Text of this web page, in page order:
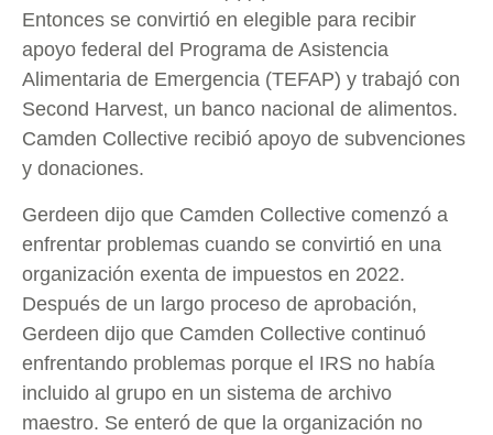
Entonces se convirtió en elegible para recibir
apoyo federal del Programa de Asistencia
Alimentaria de Emergencia (TEFAP) y trabajó con
Second Harvest, un banco nacional de alimentos.
Camden Collective recibió apoyo de subvenciones
y donaciones.
Gerdeen dijo que Camden Collective comenzó a
enfrentar problemas cuando se convirtió en una
organización exenta de impuestos en 2022.
Después de un largo proceso de aprobación,
Gerdeen dijo que Camden Collective continuó
enfrentando problemas porque el IRS no había
incluido al grupo en un sistema de archivo
maestro. Se enteró de que la organización no